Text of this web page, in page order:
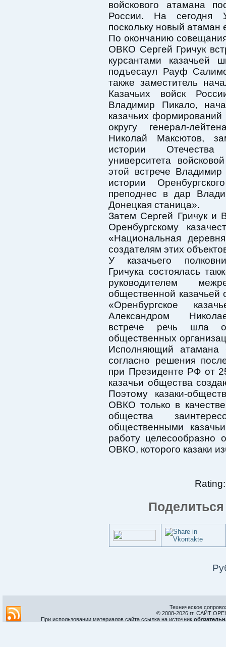
войскового атамана
России. На сегодня
поскольку новый
По окончанию
ОВКО Сергей Гричук
курсантами казачьей
подъесаул Рауф
также заместитель
Казачьих войск
Владимир Пикало,
казачьих
округу генерал-
Николай Максютов,
истории Отечества
университета
этой встрече
истории
преподнес в дар
Донецкая станица».
Затем Сергей Гричук и
Оренбургскому
«Национальная
создателям этих
У казачьего
Гричука состоялась
руководителем
общественной казачьей
«Оренбургское
Александром
встрече речь шла
общественных
Исполняющий атамана
согласно решения
при Президенте РФ от
казачьи общества
Поэтому казаки-
ОВКО только в
общества
общественными
работу целесообразно
ОВКО, которого казаки
Техническое
© 2008-2026 гг. САЙТ
При использовании материалов сайта ссылка на источник